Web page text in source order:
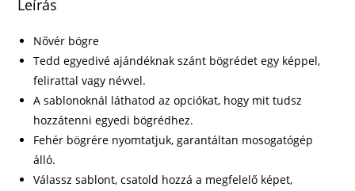
Leírás
Nővér bögre
Tedd egyedivé ajándéknak szánt bögrédet egy képpel,
felirattal vagy névvel.
A sablonoknál láthatod az opciókat, hogy mit tudsz
hozzátenni egyedi bögrédhez.
Fehér bögrére nyomtatjuk, garantáltan mosogatógép
álló.
Válassz sablont, csatold hozzá a megfelelő képet,